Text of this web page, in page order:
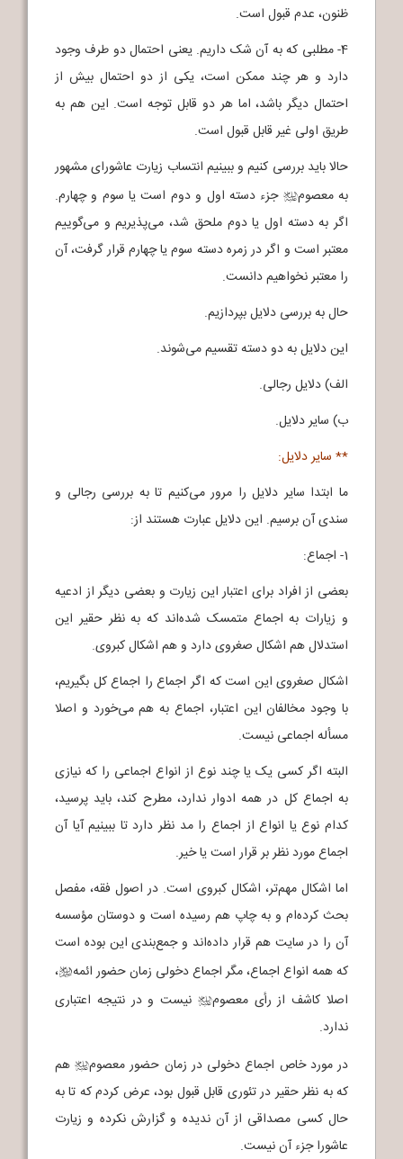
ظنون، عدم قبول است.
4- مطلبی که به آن شک داریم. یعنی احتمال دو طرف وجود
دارد و هر چند ممکن است، یکی از دو احتمال بیش از
احتمال دیگر باشد، اما هر دو قابل توجه است. این هم به
طریق اولی غیر قابل قبول است.
حالا باید بررسی کنیم و ببینیم انتساب زیارت عاشورای مشهور
به معصومj جزء دسته اول و دوم است یا سوم و چهارم.
اگر به دسته اول یا دوم ملحق شد، می‌پذیریم و می‌گوییم
معتبر است و اگر در زمره دسته سوم یا چهارم قرار گرفت، آن
را معتبر نخواهیم دانست.
حال به بررسی دلایل بپردازیم.
این دلایل به دو دسته تقسیم می‌شوند.
الف) دلایل رجالی.
ب) سایر دلایل.
** سایر دلایل:
ما ابتدا سایر دلایل را مرور می‌کنیم تا به بررسی رجالی و
سندی آن برسیم. این دلایل عبارت هستند از:
1- اجماع:
بعضی از افراد برای اعتبار این زیارت و بعضی دیگر از ادعیه
و زیارات به اجماع متمسک شده‌اند که به نظر حقیر این
استدلال هم اشکال صغروی دارد و هم اشکال کبروی.
اشکال صغروی این است که اگر اجماع را اجماع کل بگیریم،
با وجود مخالفان این اعتبار، اجماع به هم می‌خورد و اصلا
مسأله اجماعی نیست.
البته اگر کسی یک یا چند نوع از انواع اجماعی را که نیازی
به اجماع کل در همه ادوار ندارد، مطرح کند، باید پرسید،
کدام نوع یا انواع از اجماع را مد نظر دارد تا ببینیم آیا آن
اجماع مورد نظر بر قرار است یا خیر.
اما اشکال مهم‌تر، اشکال کبروی است. در اصول فقه، مفصل
بحث کرده‌ام و به چاپ هم رسیده است و دوستان مؤسسه
آن را در سایت هم قرار داده‌اند و جمع‌بندی این بوده است
که همه انواع اجماع، مگر اجماع دخولی زمان حضور ائمهb،
اصلا کاشف از رأی معصومj نیست و در نتیجه اعتباری
ندارد.
در مورد خاص اجماع دخولی در زمان حضور معصومjهم
که به نظر حقیر در تئوری قابل قبول بود، عرض کردم که تا به
حال کسی مصداقی از آن ندیده و گزارش نکرده و زیارت
عاشورا جزء آن نیست.